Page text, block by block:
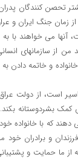
تحصن کنندگان
زمان جنگ ایران و
می خواهند با
از سازمانهای
و خاتمه دادن
اردوگاه اسیر است، از
بشردوستانه بکند.
دهند که با خانواده
فرزندان و برادران
از ما حمایت و